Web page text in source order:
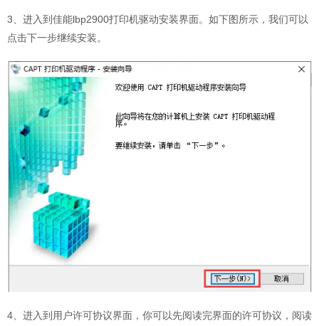
3、进入到佳能lbp2900打印机驱动安装界面。如下图所示，我们可以
点击下一步继续安装。
4、进入到用户许可协议界面，你可以先阅读完界面的许可协议，阅读